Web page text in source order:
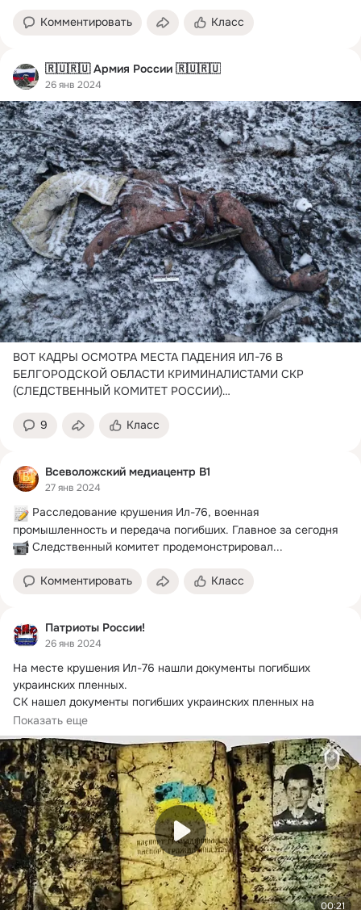
Комментировать Класс
🇷🇺🇷🇺 Армия России 🇷🇺🇷🇺
26 янв 2024
ВОТ КАДРЫ ОСМОТРА МЕСТА ПАДЕНИЯ ИЛ-76 В
БЕЛГОРОДСКОЙ ОБЛАСТИ КРИМИНАЛИСТАМИ СКР
(СЛЕДСТВЕННЫЙ КОМИТЕТ РОССИИ)
9
Класс
Всеволожский медиацентр В1
27 янв 2024
Расследование крушения Ил-76, военная
Следственный комитет продемонстрировал...
Комментировать Класс
Патриоты России!
26 янв 2024
На месте крушения Ил-76 нашли документы погибших
украинских пленных.
СК нашел документы погибших украинских пленных на
месте крушения...
Показать еще
00:21